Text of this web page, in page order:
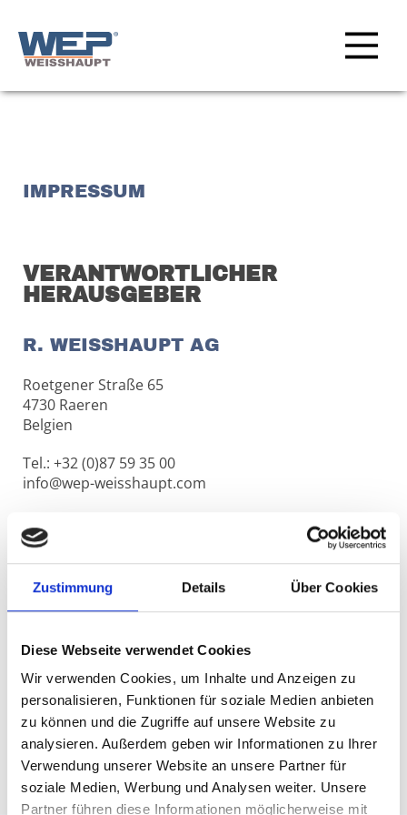
Zustimmung Details Über Cookies
Diese Webseite verwendet Cookies
Wir verwenden Cookies, um Inhalte und Anzeigen zu
personalisieren, Funktionen für soziale Medien anbieten
zu können und die Zugriffe auf unsere Website zu
analysieren. Außerdem geben wir Informationen zu Ihrer
Verwendung unserer Website an unsere Partner für
soziale Medien, Werbung und Analysen weiter. Unsere
Partner führen diese Informationen möglicherweise mit
IMPRESSUM
VERANTWORTLICHER
HERAUSGEBER
R. WEISSHAUPT AG
Roetgener Straße 65
4730 Raeren
Belgien
Tel.: +32 (0)87 59 35 00
info@wep-weisshaupt.com
Tim de Toledo Sommerlath
Reiner A. Weisshaupt
V.A.T.: BE 0402 476 457
© Copyright 2026 – Alle Rechte vorbehalten